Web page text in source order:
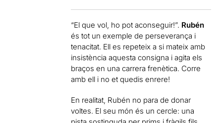
“El que vol, ho pot aconseguir!”. Rubén
és tot un exemple de perseverança i
tenacitat. Ell es repeteix a si mateix amb
insistència aquesta consigna i agita els
braços en una carrera frenètica. Corre
amb ell i no et quedis enrere!
En realitat, Rubén no para de donar
voltes. El seu món és un cercle: una